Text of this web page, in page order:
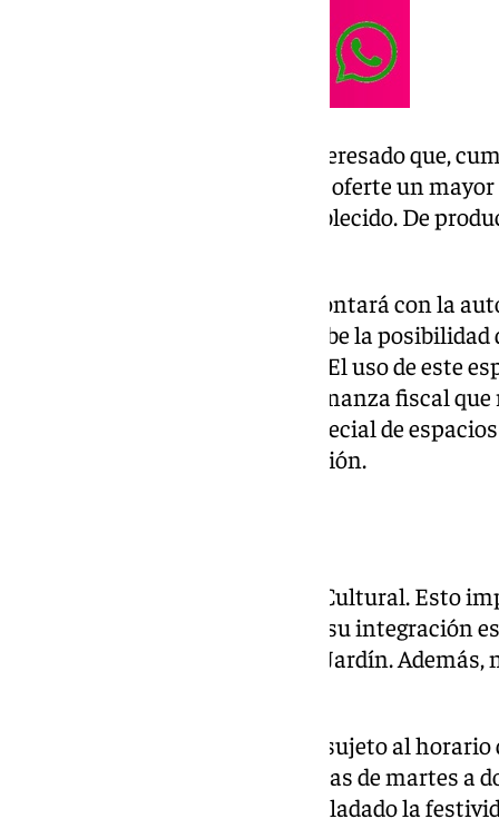
La adjudicación será para el interesado que,
solvencia técnica y profesional, oferte un
Ayuntamiento respecto al establecido. De
A partir de aquí, el benefactor contará con la
el 15 de enero de 2025. Eso sí, cabe la
hasta un máximo de tres años. El uso de este
14.181 euros, conforme a la ordenanza fiscal
privada o aprovechamiento especial de
Botánico-Histórico La Concepción.
El Jardín es un Bien de Interés Cultural. Esto
respetar el paisaje y garantizar su integración
estará ubicado en la entrada al Jardín.
Respecto a su horario, quedará sujeto al
al 30 de septiembre, todos los días de martes
o aquellos a los que se haya trasladado la